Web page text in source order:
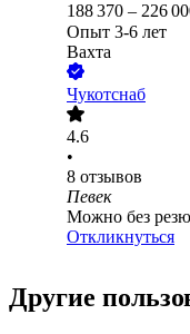
188 370 – 226
Опыт 3-6 лет
Вахта
Чукотснаб
4.6
•
8 отзывов
Певек
Можно без
Откликнуться
Другие